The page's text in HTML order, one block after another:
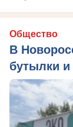
Общество
В
бутылки и